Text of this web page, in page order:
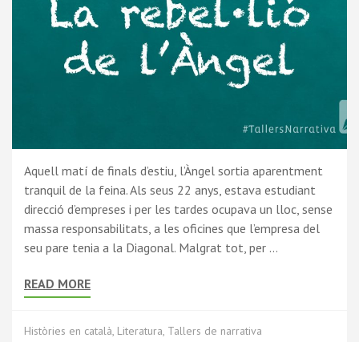
Aquell matí de finals d’estiu, l’Àngel sortia aparentment
tranquil de la feina. Als seus 22 anys, estava estudiant
direcció d’empreses i per les tardes ocupava un lloc, sense
massa responsabilitats, a les oficines que l’empresa del
seu pare tenia a la Diagonal. Malgrat tot, per …
READ MORE
Històries en català, Literatura, Tallers de narrativa